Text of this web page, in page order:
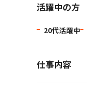
活躍中の方
20代活躍中
仕事内容